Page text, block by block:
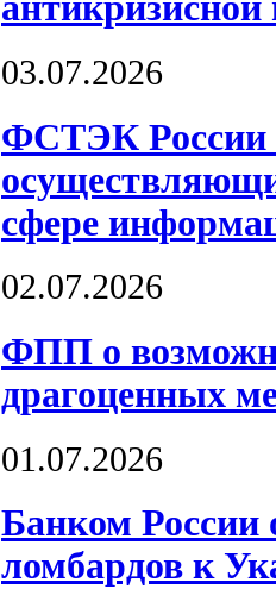
03.07.2026
ФСТЭК России
сфере
02.07.2026
ФПП о
драгоценных
01.07.2026
Банком России
ломбардов к